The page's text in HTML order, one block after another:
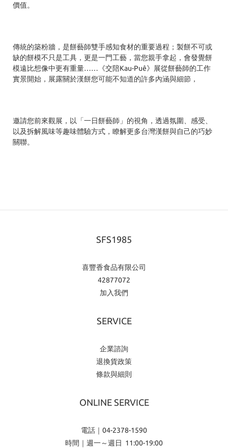
價值。
傳統的築粉牆，是餅藝師雙手感知食材的重要過程；製餅不可或
缺的餅模不只是工具，更是一門工藝，當您親手拿起，會發覺餅
模遠比想像中更有重量……《交陪Kau-Puê》展從餅藝師的工作
實景開始，展露關於漢餅您可能不知道的許多內涵與細節，
邀請您前來觀展，以「一日餅藝師」的視角，透過氛圍、感受、
以及拆解風味等趣味體驗方式，瞭解更多台灣漢餅與自己的巧妙
關聯。
SFS1985
喜豐香食品有限公司
42877072
加入我們
SERVICE
企業諮詢
退換貨政策
條款與細則
ONLINE SERVICE
電話｜04-2378-1590
時間｜週一～週日 11:00-19:00